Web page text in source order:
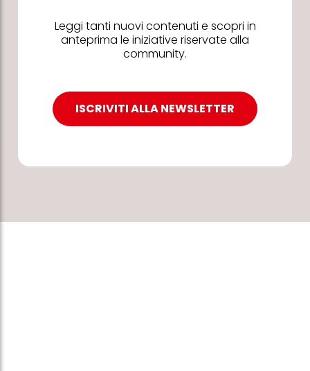
Leggi tanti nuovi contenuti e scopri in
anteprima le iniziative riservate alla
community.
ISCRIVITI ALLA NEWSLETTER